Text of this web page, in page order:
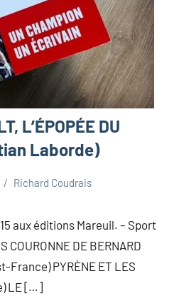
L’ÉPOPÉE DU
Laborde)
Richard Coudrais
aux éditions Mareuil. – Sport
COURONNE DE BERNARD
France) PYRÈNE ET LES
LE […]